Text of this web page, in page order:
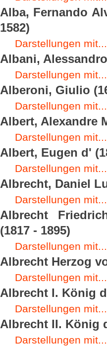
Alba, Fernando
1582)
Darstellungen mit...
Albani,
Darstellungen mit...
Alberoni, Giulio
Darstellungen mit...
Albert, Alexandre
Darstellungen mit...
Albert, Eugen d'
Darstellungen mit...
Albrecht, Daniel
Darstellungen mit...
Albrecht
(1817 - 1895)
Darstellungen mit...
Albrecht Herzog
Darstellungen mit...
Albrecht I. König
Darstellungen mit...
Albrecht II. König
Darstellungen mit...